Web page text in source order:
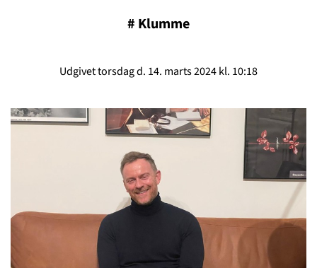
# Klumme
Udgivet torsdag d. 14. marts 2024 kl. 10:18